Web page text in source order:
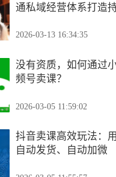
通私域经营体系打造
2026-03-13 16:34:35
没有资质，如何通过
频号卖课？
2026-03-05 11:59:02
抖音卖课高效玩法：
自动发货、自动加微